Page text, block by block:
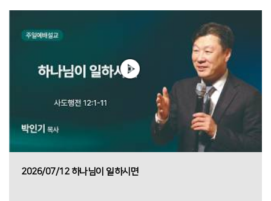
2026/07/12 하나님이 일하시면